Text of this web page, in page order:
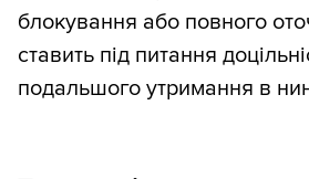
блокування або повного
ставить під питання
подальшого утримання в